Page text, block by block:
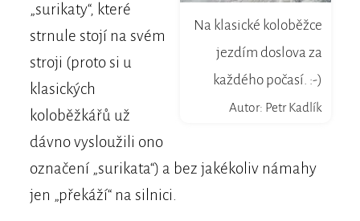
Na klasické koloběžce
jezdím doslova za
každého počasí. :-)
Autor: Petr Kadlík
„surikaty“, které
strnule stojí na svém
stroji (proto si u
klasických
koloběžkářů už
dávno vysloužili ono
označení „surikata“) a bez jakékoliv námahy
jen „překáží“ na silnici.